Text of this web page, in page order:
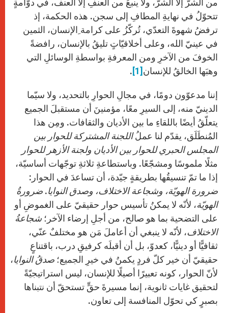
من الشرّ إلّا الشرّ، ولا ينبعُ من العنفِ إلّا العنف، في دوّامةٍ
تتحوّلُ في نهايةِ المطافِ إلى سجن. هذه الحكمة، إذ
ترفضُ شهوةَ التعدّي، تُركّزُ على كرامة ِالإنسان، الثمين
في عينيّ الله، وعلى أخلاقيّاتٍ تليقُ بالإنسان، رافضةً
الخوفَ من الآخرِ ومن المعرفةِ بواسطةِ الوسائلِ التي
وهبَها الخالقُ للإنسان [1]
.
إننا مدعوّون دومًا، في مجالِ الحوارِ بالتحديد، ولا سيّما
الدينيّ منه، إلى السيرِ معًا، مؤمنينَ أن مستقبلَ الجميع
يتعلّقُ أيضًا باللقاءِ ما بين الأديان والثقافات. ومِن هذا
المُنطَلَق، يقدّم لنا عملُاللجنة المشتركة للحوار بين
المجلس الحبري للحوار بين الأديان ولجنة الأزهر للحوار
مثلًا ملموسًا ومشجّعًا. وباستطاعةِ ثلاثةِ توجّهات أساسيّة،
إذا ما تمّ تنسيقُها بطريقةٍ جيّدة، أن تساعدَ في الحوار:
ضرورة الهويّة، وشجاعة الاختلاف، وصدق النوايا. ضرورةُ
الهويّة، لأنّه لا يمكنُ تأسيس حوار حقيقيّ على الغموضِ أو
على التضحية بما هو صالح، من أجلِ إرضاء الآخر؛ شجاعةُ
الاختلاف، لأنّه لا ينبغي أن أعاملَ مَن هو مختلفٌ عنّي،
ثقافيًّا أو دينيًّا، كعدوّ، بل أن أقبلَه كرفيقِ درب، باقتناعٍ
حقيقيّ أن خير كلّ فردٍ يكمنُ في خيرِ الجميع؛ صدقُ النوايا،
لأنّ الحوار، كونه تعبيرًا أصيلًا للإنسان، ليس استراتيجيّةً
لتحقيق غايات ثانوية، إنما مسيرةَ حقٍّ تستحقّ أن نتبناها
بصبرٍ كي تحوّل المنافسة إلى تعاون.